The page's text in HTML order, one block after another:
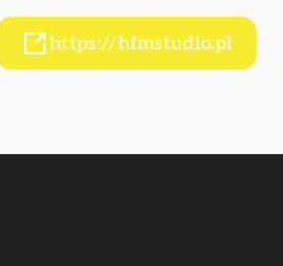
https://hfmstudio.pl